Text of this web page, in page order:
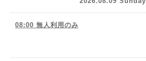
08:00 無人利用のみ